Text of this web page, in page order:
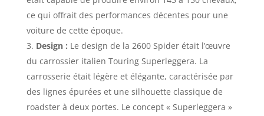
ce qui offrait des performances décentes pour une
voiture de cette époque.
Design : Le design de la 2600 Spider était l’œuvre
du carrossier italien Touring Superleggera. La
carrosserie était légère et élégante, caractérisée par
des lignes épurées et une silhouette classique de
roadster à deux portes. Le concept « Superleggera »